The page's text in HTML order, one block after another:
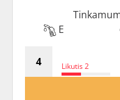
E
Likutis 2